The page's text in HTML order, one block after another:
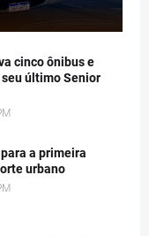
cinco ônibus e
último Senior
a primeira
urbano